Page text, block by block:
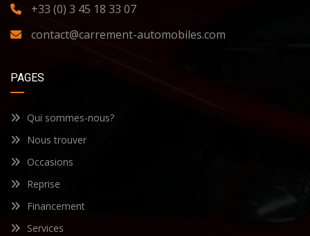
+33 (0) 3 45 18 33 07
contact@carrement-automobiles.com
PAGES
Qui sommes-nous?
Nous trouver
Occasions
Reprise
Financement
Services